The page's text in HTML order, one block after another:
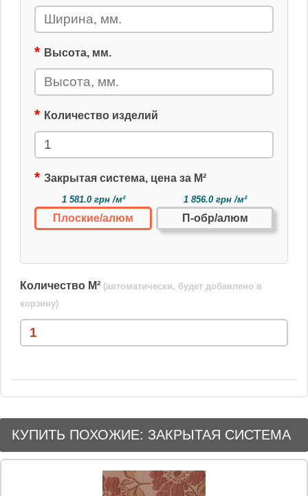
Высота, мм.
Количество изделий
Закрытая система, цена за М²
1 581.0 грн /м²
Плоские/алюм
1 856.0 грн /м²
П-обр/алюм
Количество М² (автоматически, будет добавлено в
корзину)
КУПИТЬ ПОХОЖИЕ: ЗАКРЫТАЯ СИСТЕМА